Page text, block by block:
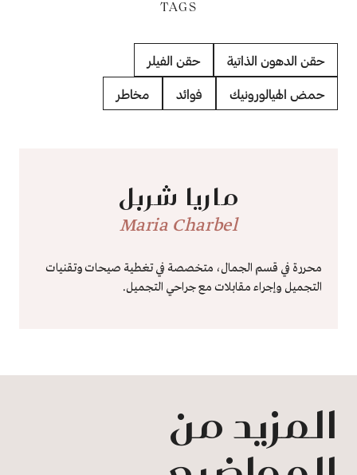
TAGS
حقن الدهون الذاتية حقن الفيلر
حمض الهيالورونيك فوائد مخاطر
ماريا شربل
Maria Charbel
محررة في قسم الجمال، متخصصة في تغطية صيحات وتقنيات
التجميل وإجراء مقابلات مع جراحي التجميل.
المزيد من